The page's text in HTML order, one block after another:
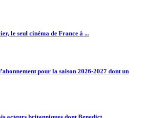
le seul cinéma de France à ...
pour la saison 2026-2027 dont un